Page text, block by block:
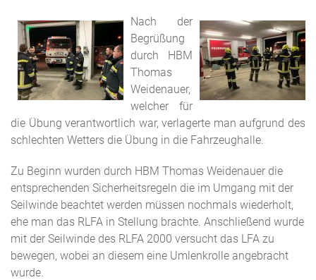
Nach der
Begrüßung
durch HBM
Thomas
Weidenauer,
welcher für
die Übung verantwortlich war, verlagerte man aufgrund des
schlechten Wetters die Übung in die Fahrzeughalle.
Zu Beginn wurden durch HBM Thomas Weidenauer die
entsprechenden Sicherheitsregeln die im Umgang mit der
Seilwinde beachtet werden müssen nochmals wiederholt,
ehe man das RLFA in Stellung brachte. Anschließend wurde
mit der Seilwinde des RLFA 2000 versucht das LFA zu
bewegen, wobei an diesem eine Umlenkrolle angebracht
wurde.